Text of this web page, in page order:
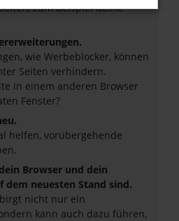
zum Beispiel deine
wie Werbeblocker, können
Seiten verhindern.
in einem anderen Browser
Fenster?
helfen, vorübergehende
Browser und dein
dem neuesten Stand sind.
nicht nur ein
kann auch dazu führen,